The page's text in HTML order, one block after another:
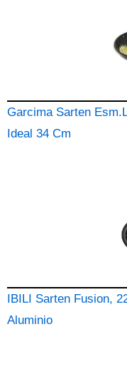
Garcima Sarten
Ideal 34 Cm
IBILI Sarten Fusion,
Aluminio